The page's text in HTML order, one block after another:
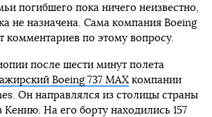
погибшего пока ничего неизвестно,
не назначена. Сама компания Boeing
комментариев по этому вопросу.
после шести минут полета
Boeing 737 MAXкомпании
Он направлялся из столицы страны
На его борту находились 157